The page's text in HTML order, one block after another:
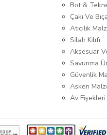
Bot &
Çakı Ve
Atıcılık
Silah Kılıfı
Aksesuar
Savunma
Güvenlik
Askeri
Av Fişekleri